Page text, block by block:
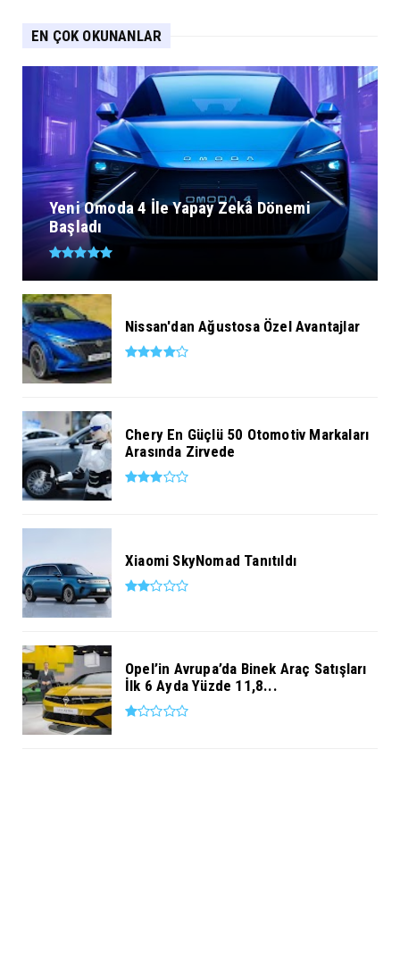
EN ÇOK OKUNANLAR
Yeni Omoda 4 İle Yapay Zekâ Dönemi
Başladı
Nissan'dan Ağustosa Özel Avantajlar
Chery En Güçlü 50 Otomotiv Markaları
Arasında Zirvede
Xiaomi SkyNomad Tanıtıldı
Opel’in Avrupa’da Binek Araç Satışları
İlk 6 Ayda Yüzde 11,8...